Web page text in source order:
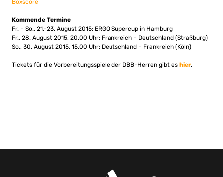
Boxscore
Kommende Termine
Fr. – So., 21.-23. August 2015: ERGO Supercup in Hamburg
Fr., 28. August 2015, 20.00 Uhr: Frankreich – Deutschland (Straßburg)
So., 30. August 2015, 15.00 Uhr: Deutschland – Frankreich (Köln)
Tickets für die Vorbereitungsspiele der DBB-Herren gibt es hier.